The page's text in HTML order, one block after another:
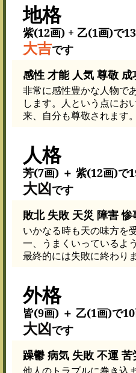
地格
紫(12画) + 乙(1画)で
大吉です
感性 才能 人気 尊敬 成
非常に感性豊かな人物で
します。人という点にお
来、自分も尊敬されます。
人格
芳(7画) ＋ 紫(12画)で
大凶です
敗北 失敗 天災 障害 惨
いかなる時も天の味方を
一、うまくいっているよ
最終的には失敗に終わりま
外格
皆(9画) ＋ 乙(1画)で
大凶です
躁鬱 病気 失敗 不運 苦